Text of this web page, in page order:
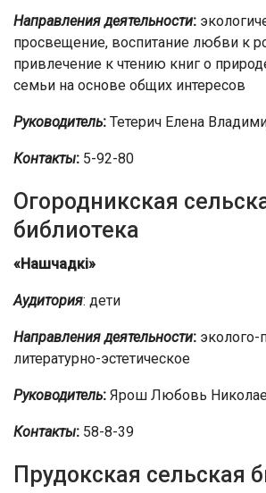
Направления деятельности:
просвещение, воспитание любви к
привлечение к чтению книг о
семьи на основе общих интересов
Руководитель: Тетерич Елена
Контакты: 5-92-80
Огородникская
библиотека
«Нашчадкі»
Аудитория: дети
Направления деятельности: эколого-
литературно-эстетическое
Руководитель: Ярош Любовь
Контакты: 58-8-39
Прудокская сельская